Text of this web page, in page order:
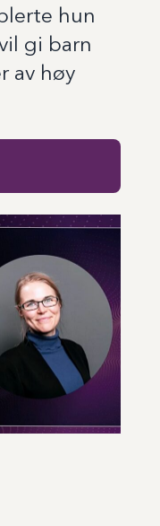
hun
gi barn
av høy